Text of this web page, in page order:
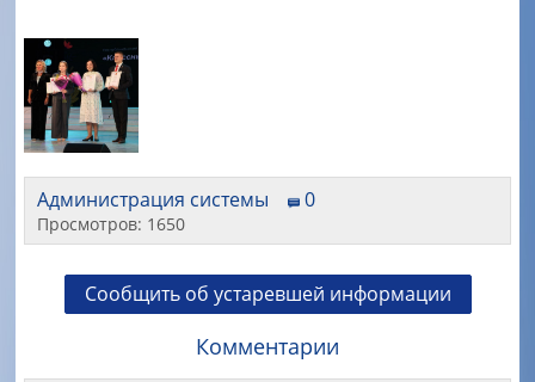
Администрация системы 0
Просмотров: 1650
Сообщить об устаревшей информации
Комментарии